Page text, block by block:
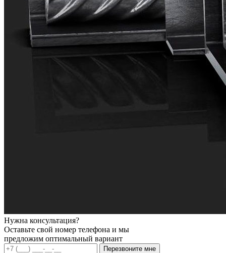
Нужна консультация?
Оставьте свой номер телефона и мы
предложим оптимальный вариант
Перезвоните мне